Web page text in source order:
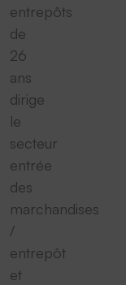
entrepôts
de
26
ans
dirige
le
secteur
entrée
des
marchandises
/
entrepôt
et